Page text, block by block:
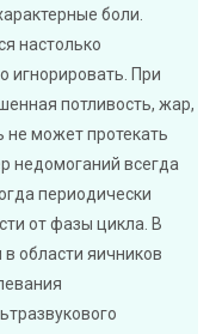
боли.
настолько
игнорировать. При
потливость, жар,
не может протекать
недомоганий всегда
периодически
от фазы цикла. В
области яичников